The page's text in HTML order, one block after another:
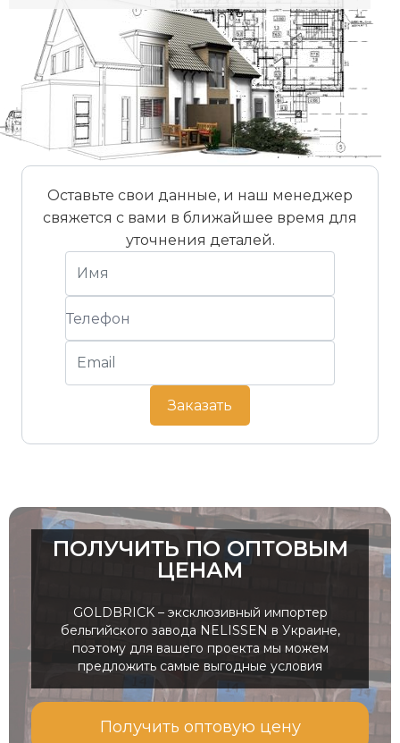
Оставьте свои данные, и наш менеджер
свяжется с вами в ближайшее время для
уточнения деталей.
Заказать
ПОЛУЧИТЬ ПО ОПТОВЫМ
ЦЕНАМ
GOLDBRICK – эксклюзивный импортер
бельгийского завода NELISSEN в Украине,
поэтому для вашего проекта мы можем
предложить самые выгодные условия
Получить оптовую цену